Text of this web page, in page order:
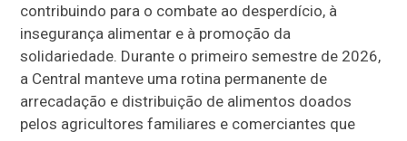
contribuindo para o combate ao desperdício, à
insegurança alimentar e à promoção da
solidariedade. Durante o primeiro semestre de 2026,
a Central manteve uma rotina permanente de
arrecadação e distribuição de alimentos doados
pelos agricultores familiares e comerciantes que